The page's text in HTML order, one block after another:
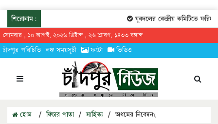
শিরোনাম: যুবদলের কেন্দ্রীয় কমিটিতে
সোমবার , ১০ আগস্ট, ২০২৬ খ্রিষ্টাব্দ , ২৬ শ্রাবণ, ১৪৩৩ বঙ্গাব্দ
চাঁদপুর পরিচিতি লঞ্চ সময়সূচী ফটো ভিডিও
হোম / ফিচার পাতা / সাহিত্য / অধমের নিবেদনং